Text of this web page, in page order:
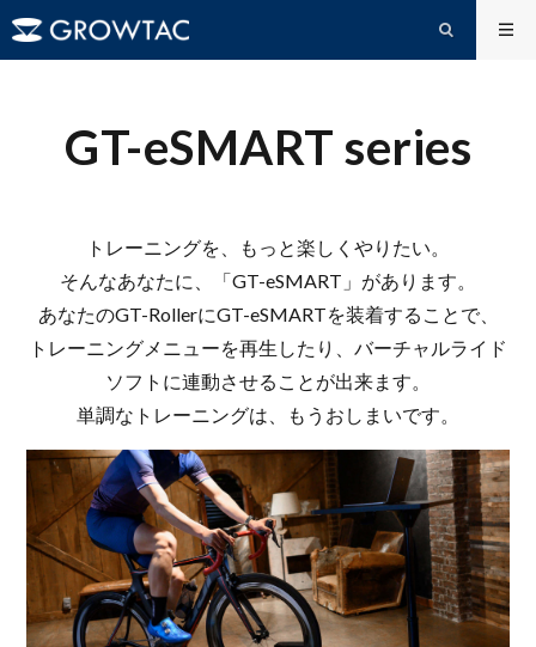
GT-eSMART series
トレーニングを、もっと楽しくやりたい。
そんなあなたに、「GT-eSMART」があります。
あなたのGT-RollerにGT-eSMARTを装着することで、
トレーニングメニューを再生したり、バーチャルライド
ソフトに連動させることが出来ます。
単調なトレーニングは、もうおしまいです。